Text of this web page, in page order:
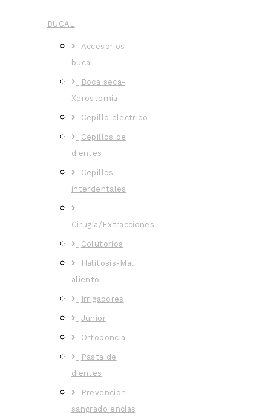
BUCAL
Accesorios
bucal
Boca seca-
Xerostomía
Cepillo eléctrico
Cepillos de
dientes
Cepillos
interdentales
Cirugía/Extracciones
Colutorios
Halitosis-Mal
aliento
Irrigadores
Junior
Ortodoncia
Pasta de
dientes
Prevención
sangrado encías